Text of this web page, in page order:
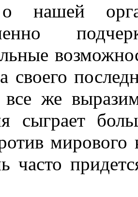
нашей
своего
же
сыграет
часто